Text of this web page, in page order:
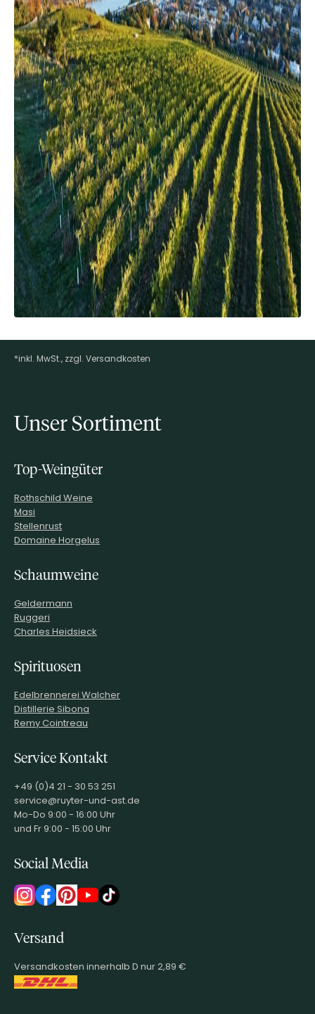
Footer-Menü
*inkl. MwSt., zzgl. Versandkosten
Unser Sortiment
Top-Weingüter
Rothschild Weine
Masi
Stellenrust
Domaine Horgelus
Schaumweine
Geldermann
Ruggeri
Charles Heidsieck
Spirituosen
Edelbrennerei Walcher
Distillerie Sibona
Remy Cointreau
Service Kontakt
+49 (0)4 21 - 30 53 251
service@ruyter-und-ast.de
Mo-Do 9:00 - 16:00 Uhr
und Fr 9:00 - 15:00 Uhr
Social Media
Versand
Versandkosten innerhalb D nur 2,89 €